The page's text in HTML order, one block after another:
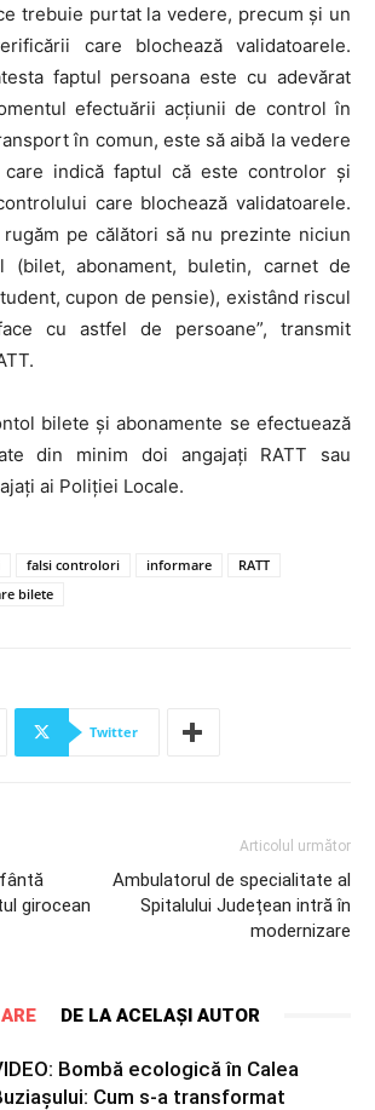
trebuie purtat la vedere, precum și un
care blochează validatoarele.
faptul persoana este cu adevărat
efectuării acţiunii de control în
în comun, este să aibă la vedere
care indică faptul că este controlor și
care blochează validatoarele.
pe călători să nu prezinte niciun
(bilet, abonament, buletin, carnet de
cupon de pensie), existând riscul
cu astfel de persoane”, transmit
bilete și abonamente se efectuează
din minim doi angajați RATT sau
ai Poliţiei Locale.
falsi controlori informare
RATT
bilete
Twitter
girocean
Articolul următor
Ambulatorul de specialitate al
Spitalului Județean intră în
modernizare
DE LA ACELAȘI AUTOR
Bombă ecologică în Calea
Cum s-a transformat